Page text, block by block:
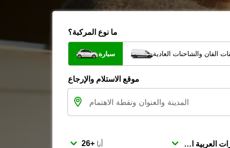
ما نوع المركبة؟
سيارة الفان والشاحنات العادية
موقع الاستلام والإرجاع
أنا